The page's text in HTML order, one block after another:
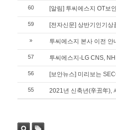
60 [알림] 투씨에스지 OT보
59 [전자신문] 상반기인기
» 투씨에스지 본사 이전 안
57 투씨에스지-LG CNS,
56 [보안뉴스] 미리보는
55 2021년 신축년(辛丑年),